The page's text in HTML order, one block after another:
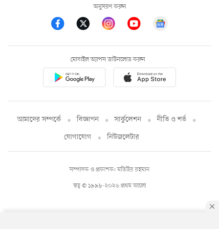
অনুসরণ করুন
মোবাইল অ্যাপস ডাউনলোড করুন
আমাদের সম্পর্কে বিজ্ঞাপন সার্কুলেশন
নীতি ও শর্ত
যোগাযোগ
নিউজলেটার
স্বত্ব © ১৯৯৮-২০২৬ প্রথম আলো
সম্পাদক ও প্রকাশক: মতিউর রহমান